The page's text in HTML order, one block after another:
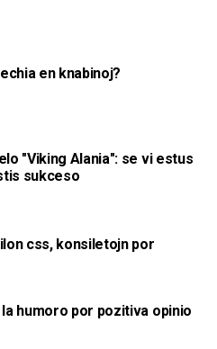
en knabinoj?
"Viking Alania": se vi estus
sukceso
css, konsiletojn por
humoro por pozitiva opinio